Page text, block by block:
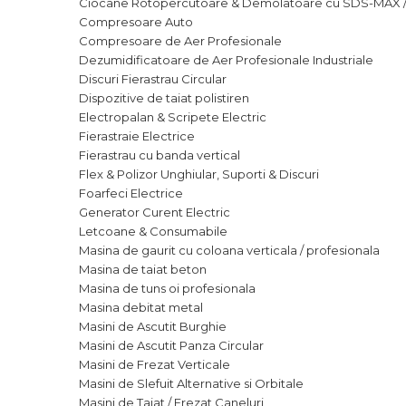
Banda Izolatoare
Banda Teflon
Articole Pentru Casa
Articole Pentru Gradina
Accesorii Bucatarie
Cabluri Incalzitoare cu
Termostat
Sisteme de Supraveghere &
Compresoare Auto
Compresoare de Aer Profesionale
Dezumidificatoare de Aer Profesionale Industriale
Discuri Fierastrau Circular
Dispozitive de taiat polistiren
Electropalan & Scripete Electric
Fierastraie Electrice
Fierastrau cu banda vertical
Flex & Polizor Unghiular, Suporti & Discuri
Foarfeci Electrice
Generator Curent Electric
Letcoane & Consumabile
Masina de gaurit cu coloana verticala / profesionala
Masina de taiat beton
Masina de tuns oi profesionala
Masina debitat metal
Masini de Ascutit Burghie
Masini de Ascutit Panza Circular
Masini de Frezat Verticale
Masini de Slefuit Alternative si Orbitale
Masini de Taiat / Frezat Caneluri